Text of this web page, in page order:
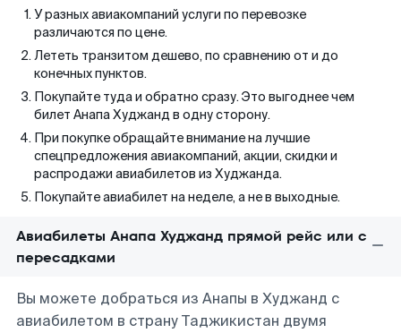
У разных авиакомпаний услуги по перевозке
различаются по цене.
Лететь транзитом дешево, по сравнению от и до
конечных пунктов.
Покупайте туда и обратно сразу. Это выгоднее чем
билет Анапа Худжанд в одну сторону.
При покупке обращайте внимание на лучшие
спецпредложения авиакомпаний, акции, скидки и
распродажи авиабилетов из Худжанда.
Покупайте авиабилет на неделе, а не в выходные.
Авиабилеты Анапа Худжанд прямой рейс или с
пересадками
Вы можете добраться из Анапы в Худжанд с
авиабилетом в страну Таджикистан двумя